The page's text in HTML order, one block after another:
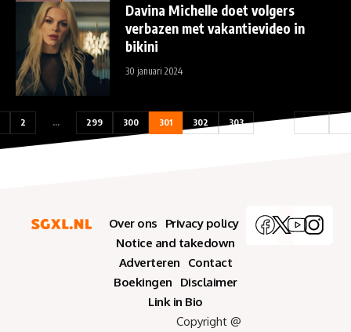
Davina Michelle doet volgers
verbazen met vakantievideo in
bikini
30 januari 2024
2 … 299 300 301 302 303 …
Over ons
Privacy policy
Notice and takedown
Adverteren
Contact
Boekingen
Disclaimer
Link in Bio
Copyright @